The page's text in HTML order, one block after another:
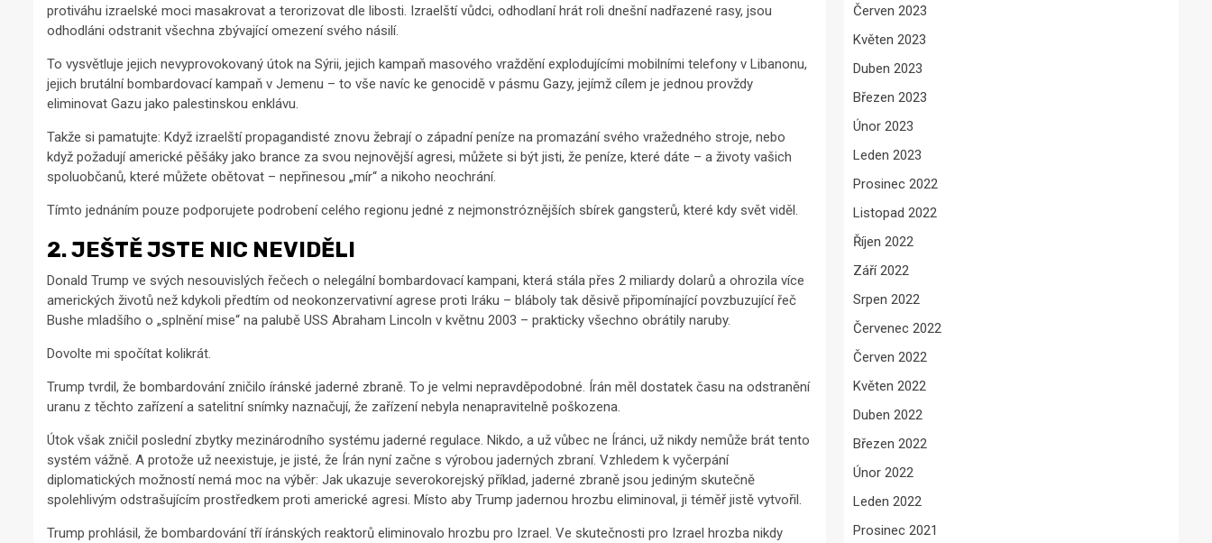
protiváhu izraelské moci masakrovat a terorizovat dle libosti. Izraelští vůdci, odhodlaní hrát roli dnešní nadřazené rasy, jsou
odhodláni odstranit všechna zbývající omezení svého násilí.
To vysvětluje jejich nevyprovokovaný útok na Sýrii, jejich kampaň masového vraždění explodujícími mobilními telefony v Libanonu,
jejich brutální bombardovací kampaň v Jemenu – to vše navíc ke genocidě v pásmu Gazy, jejímž cílem je jednou provždy
eliminovat Gazu jako palestinskou enklávu.
Takže si pamatujte: Když izraelští propagandisté ​​znovu žebrají o západní peníze na promazání svého vražedného stroje, nebo
když požadují americké pěšáky jako brance za svou nejnovější agresi, můžete si být jisti, že peníze, které dáte – a životy vašich
spoluobčanů, které můžete obětovat – nepřinesou „mír“ a nikoho neochrání.
Tímto jednáním pouze podporujete podrobení celého regionu jedné z nejmonstróznějších sbírek gangsterů, které kdy svět viděl.
2. JEŠTĚ JSTE NIC NEVIDĚLI
Donald Trump ve svých nesouvislých řečech o nelegální bombardovací kampani, která stála přes 2 miliardy dolarů a ohrozila více
amerických životů než kdykoli předtím od neokonzervativní agrese proti Iráku – bláboly tak děsivě připomínající povzbuzující řeč
Bushe mladšího o „splnění mise“ na palubě USS Abraham Lincoln v květnu 2003 – prakticky všechno obrátily naruby.
Dovolte mi spočítat kolikrát.
Trump tvrdil, že bombardování zničilo íránské jaderné zbraně. To je velmi nepravděpodobné. Írán měl dostatek času na odstranění
uranu z těchto zařízení a satelitní snímky naznačují, že zařízení nebyla nenapravitelně poškozena.
Útok však zničil poslední zbytky mezinárodního systému jaderné regulace. Nikdo, a už vůbec ne Íránci, už nikdy nemůže brát tento
systém vážně. A protože už neexistuje, je jisté, že Írán nyní začne s výrobou jaderných zbraní. Vzhledem k vyčerpání
diplomatických možností nemá moc na výběr: Jak ukazuje severokorejský příklad, jaderné zbraně jsou jediným skutečně
spolehlivým odstrašujícím prostředkem proti americké agresi. Místo aby Trump jadernou hrozbu eliminoval, ji téměř jistě vytvořil.
Trump prohlásil, že bombardování tří íránských reaktorů eliminovalo hrozbu pro Izrael. Ve skutečnosti pro Izrael hrozba nikdy
Červen 2023
Květen 2023
Duben 2023
Březen 2023
Únor 2023
Leden 2023
Prosinec 2022
Listopad 2022
Říjen 2022
Září 2022
Srpen 2022
Červenec 2022
Červen 2022
Květen 2022
Duben 2022
Březen 2022
Únor 2022
Leden 2022
Prosinec 2021